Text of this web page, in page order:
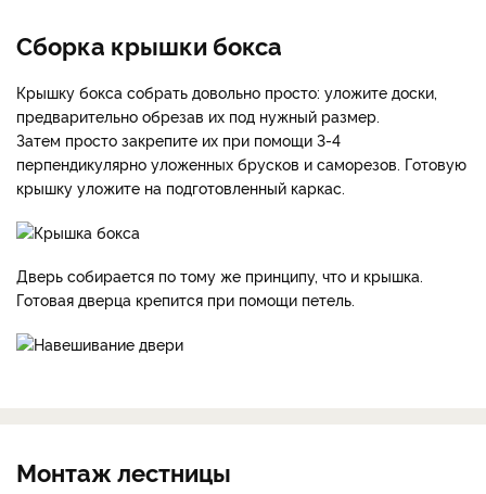
Сборка крышки бокса
Крышку бокса собрать довольно просто: уложите доски,
предварительно обрезав их под нужный размер.
Затем просто закрепите их при помощи 3-4
перпендикулярно уложенных брусков и саморезов. Готовую
крышку уложите на подготовленный каркас.
Дверь собирается по тому же принципу, что и крышка.
Готовая дверца крепится при помощи петель.
Монтаж лестницы